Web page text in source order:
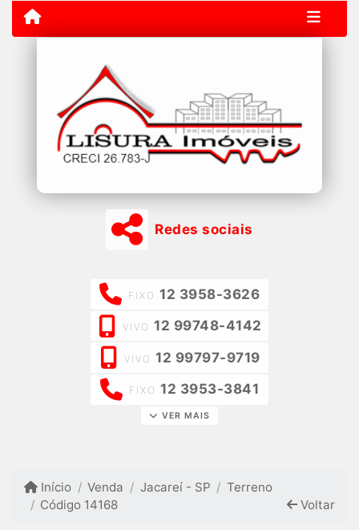
Redes sociais
FIXO 12 3958-3626
VIVO 12 99748-4142
VIVO 12 99797-9719
FIXO 12 3953-3841
VER MAIS
Início Venda Jacareí - SP
Terreno
Código 14168
Voltar